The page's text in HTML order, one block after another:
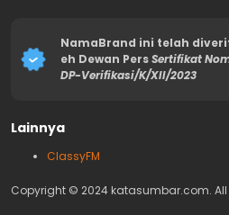
NamaBrand ini telah
eh Dewan PersSertifikat
DP-Verifikasi/K/XII/2023
Lainnya
ClassyFM
Copyright © 2024 katasumbar.com. All